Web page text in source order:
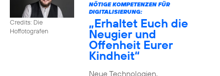
Credits: Die
Hoffotografen
NÖTIGE KOMPETENZEN FÜR
DIGITALISIERUNG:
„Erhaltet Euch die
Neugier und
Offenheit Eurer
Kindheit“
Neue Technologien,